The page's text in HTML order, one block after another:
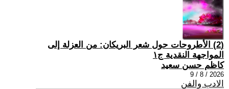
(2) الأطروحات حول شعر البريكان: من العزلة إلى
المواجهة النقدية ج١
كاظم حسن سعيد
2026 / 8 / 9
الادب والفن